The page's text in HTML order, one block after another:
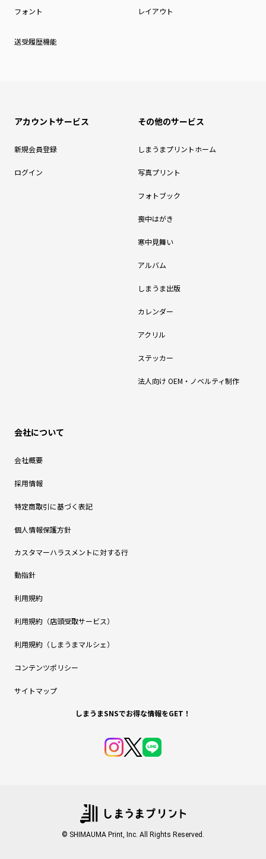
フォント レイアウト
送受履歴機能
アカウントサービス
新規会員登録
ログイン
その他のサービス
しまうまプリントホーム
写真プリント
フォトブック
喪中はがき
寒中見舞い
アルバム
しまうま出版
カレンダー
アクリル
ステッカー
法人向け OEM・ノベルティ制作
会社について
会社概要
採用情報
特定商取引に基づく表記
個人情報保護方針
カスタマーハラスメントに対する行
動指針
利用規約
利用規約（店頭受取サービス）
利用規約（しまうまマルシェ）
コンテンツポリシー
サイトマップ
しまうまSNSでお得な情報をGET！
© SHIMAUMA Print, Inc. All Rights Reserved.